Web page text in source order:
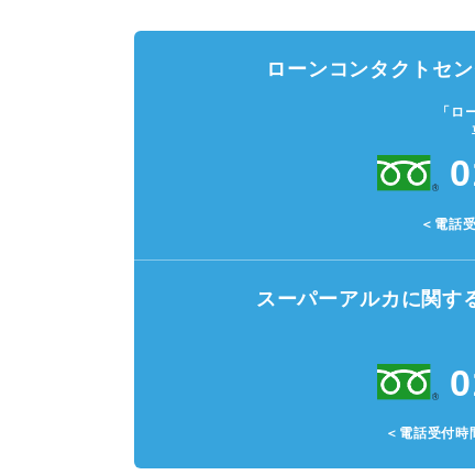
ローンコンタクトセ
「ロ
＜電話
スーパーアルカに関す
＜電話受付